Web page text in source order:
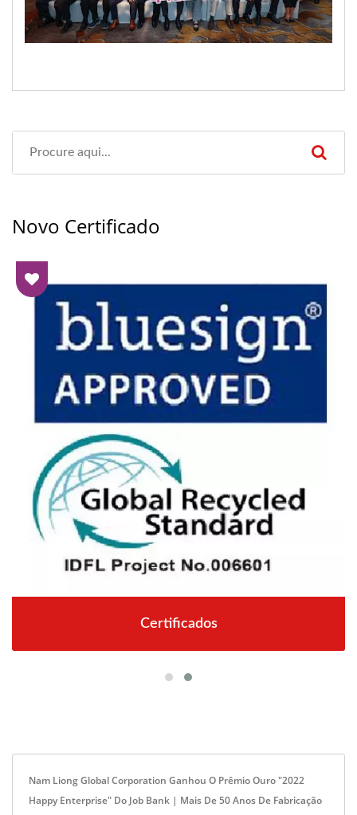
Novo Certificado
Certificados
Nam Liong Global Corporation Ganhou O Prêmio Ouro "2022
Happy Enterprise" Do Job Bank | Mais De 50 Anos De Fabricação